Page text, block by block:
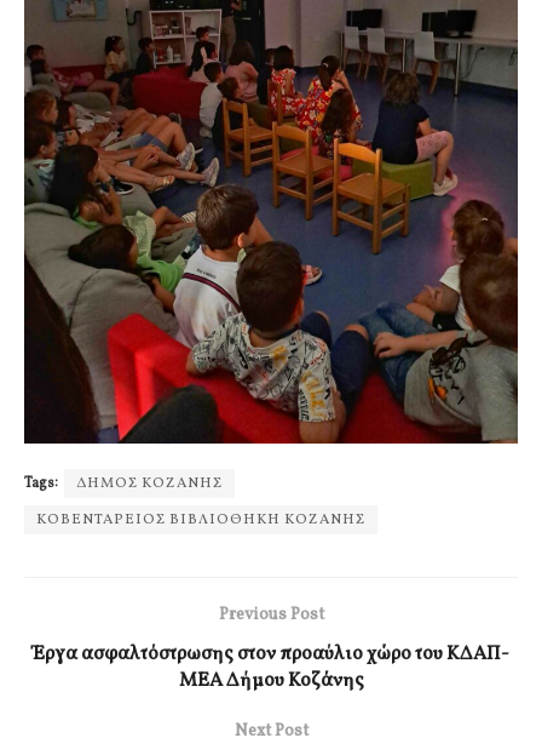
Tags:
ΔΗΜΟΣ ΚΟΖΑΝΗΣ
ΚΟΒΕΝΤΑΡΕΙΟΣ ΒΙΒΛΙΟΘΗΚΗ ΚΟΖΑΝΗΣ
Previous Post
Έργα ασφαλτόστρωσης στον προαύλιο χώρο του ΚΔΑΠ-
ΜΕΑ Δήμου Κοζάνης
Next Post